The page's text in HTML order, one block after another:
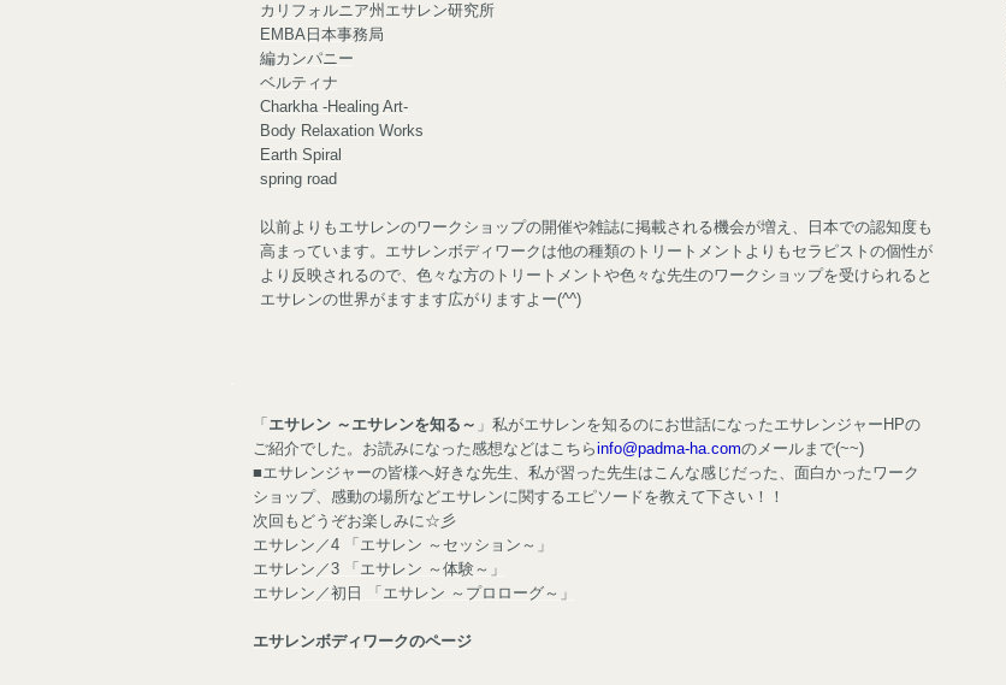
カリフォルニア州エサレン研究所
EMBA日本事務局
編カンパニー
ベルティナ
Charkha -Healing Art-
Body Relaxation Works
Earth Spiral
spring road
以前よりもエサレンのワークショップの開催や雑誌に掲載される機会が増え、日本での認知度も
高まっています。エサレンボディワークは他の種類のトリートメントよりもセラピストの個性が
より反映されるので、色々な方のトリートメントや色々な先生のワークショップを受けられると
エサレンの世界がますます広がりますよー(^^)
「 エサレン ～エサレンを知る～ 」私がエサレンを知るのにお世話になったエサレンジャーHPの
ご紹介でした。お読みになった感想などはこちらinfo@padma-ha.comのメールまで(~~)
■エサレンジャーの皆様へ好きな先生、私が習った先生はこんな感じだった、面白かったワーク
ショップ、感動の場所などエサレンに関するエピソードを教えて下さい！！
次回もどうぞお楽しみに☆彡
エサレン／4 「エサレン ～セッション～」
エサレン／3 「エサレン ～体験～」
エサレン／初日 「エサレン ～プロローグ～」
エサレンボディワークのページ